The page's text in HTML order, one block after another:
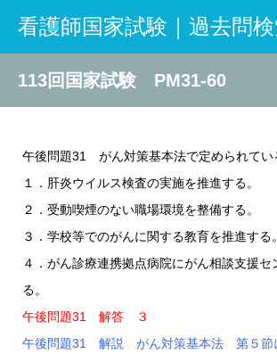
看護師国家試験｜過去問
113回国家試験 PM31-60
午後問題31 がん対策基本法で定められてい
１．肝炎ウイルス検査の実施を推進する。
２．受動喫煙のない職場環境を整備する。
３．学校等でのがんに関する教育を推進する。
４．がん診療連携拠点病院にがん相談支援セ
る。
午後問題31 解答 ３
午後問題31 解説 がん対策基本法 第５節